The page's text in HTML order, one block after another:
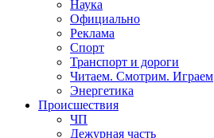
Наука
Официально
Реклама
Спорт
Транспорт и дороги
Читаем. Смотрим. Играем
Энергетика
Происшествия
ЧП
Дежурная часть